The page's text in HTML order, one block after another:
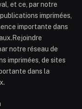
et ce, par notre
imprimées,
importante dans
notre réseau de
imprimées, de sites
dans la